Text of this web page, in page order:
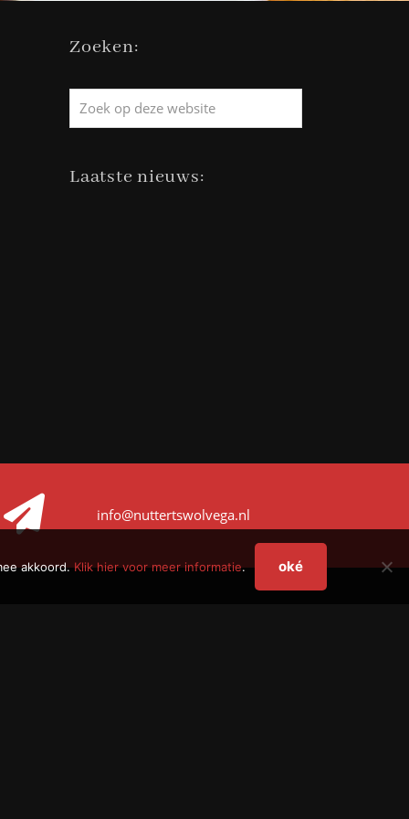
Zoeken:
Zoek
op
website
Laatste nieuws:
info@nuttertswolvega.nl
akkoord.Klik hier voor meer informatie. oké